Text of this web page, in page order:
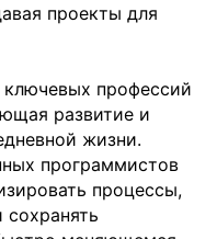
проекты для
профессий
развитие и
жизни.
программистов
процессы,